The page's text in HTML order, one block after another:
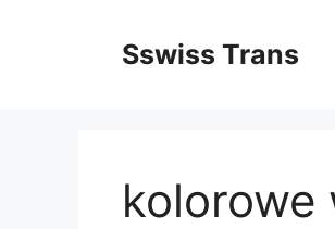
Sswiss Trans
kolorowe